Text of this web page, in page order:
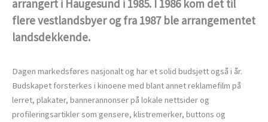
arrangert i Haugesund i 1985. I 1986 kom det til
flere vestlandsbyer og fra 1987 ble arrangementet
landsdekkende.
Dagen markedsføres nasjonalt og har et solid budsjett også i år.
Budskapet forsterkes i kinoene med blant annet reklamefilm på
lerret, plakater, bannerannonser på lokale nettsider og
profileringsartikler som gensere, klistremerker, buttons og